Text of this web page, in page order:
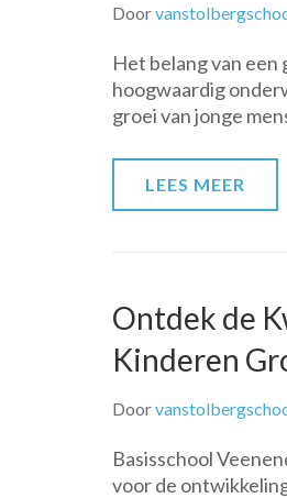
Door
Het belang van
hoogwaardig
groei van jonge
LEES MEER
Ontdek de
Kinderen
Door
Basisschool
voor de